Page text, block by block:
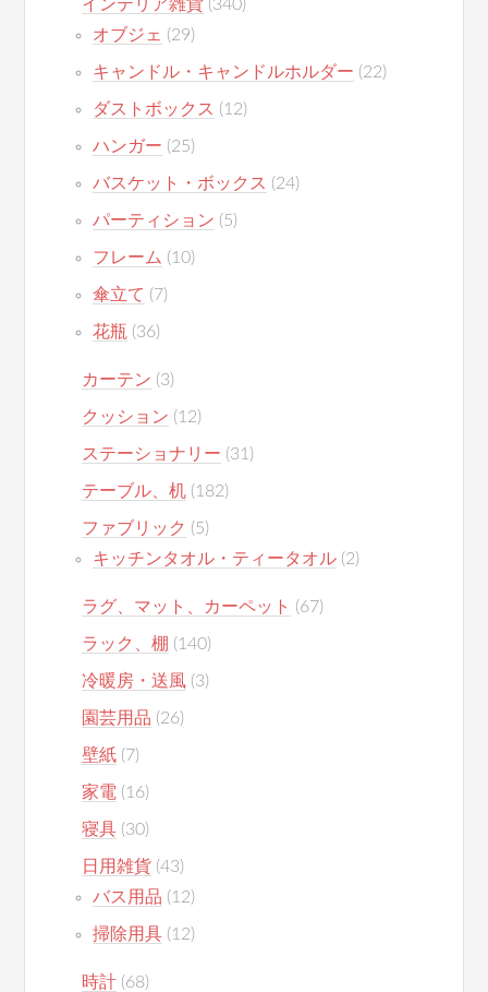
インテリア雑貨 (340)
オブジェ (29)
キャンドル・キャンドルホルダー (22)
ダストボックス (12)
ハンガー (25)
バスケット・ボックス (24)
パーティション (5)
フレーム (10)
傘立て (7)
花瓶 (36)
カーテン (3)
クッション (12)
ステーショナリー (31)
テーブル、机 (182)
ファブリック (5)
キッチンタオル・ティータオル (2)
ラグ、マット、カーペット (67)
ラック、棚 (140)
冷暖房・送風 (3)
園芸用品 (26)
壁紙 (7)
家電 (16)
寝具 (30)
日用雑貨 (43)
バス用品 (12)
掃除用具 (12)
時計 (68)